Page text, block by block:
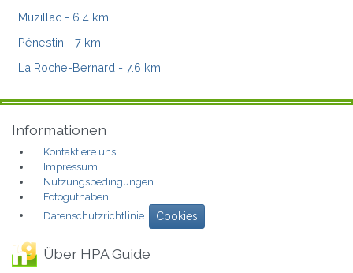
Muzillac - 6.4 km
Pénestin - 7 km
La Roche-Bernard - 7.6 km
Informationen
Kontaktiere uns
Impressum
Nutzungsbedingungen
Fotoguthaben
Datenschutzrichtlinie
Cookies
Über HPA Guide